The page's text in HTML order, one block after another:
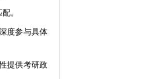
。
度参与具体
提供考研政